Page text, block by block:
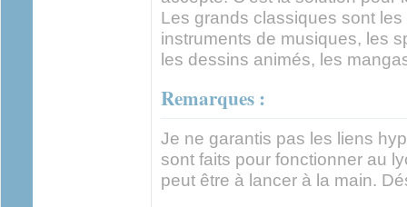
Les grands classiques sont
instruments de musiques, les
les dessins animés, les
Remarques :
Je ne garantis pas les liens
sont faits pour fonctionner au
peut être à lancer à la main.